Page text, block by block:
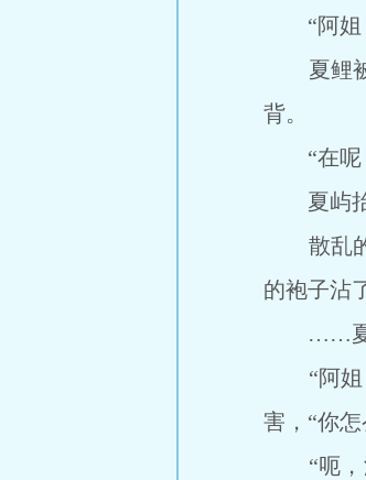
“阿姐！
夏鲤被
背。
“在呢
夏屿抬
散乱的
的袍子沾
……夏屿
“阿姐…
害，“你
“呃，没